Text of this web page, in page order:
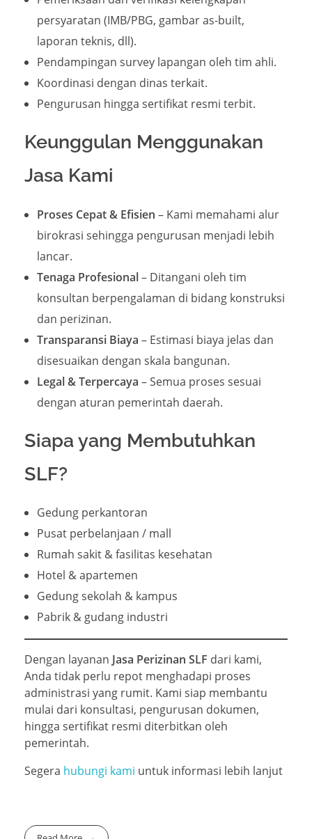
persyaratan (IMB/PBG, gambar as-built,
laporan teknis, dll).
Pendampingan survey lapangan oleh tim ahli.
Koordinasi dengan dinas terkait.
Pengurusan hingga sertifikat resmi terbit.
Keunggulan Menggunakan
Jasa Kami
Proses Cepat & Efisien – Kami memahami alur
birokrasi sehingga pengurusan menjadi lebih
lancar.
Tenaga Profesional– Ditangani oleh tim
konsultan berpengalaman di bidang konstruksi
dan perizinan.
Transparansi Biaya – Estimasi biaya jelas dan
disesuaikan dengan skala bangunan.
Legal & Terpercaya – Semua proses sesuai
dengan aturan pemerintah daerah.
Siapa yang Membutuhkan
SLF?
Gedung perkantoran
Pusat perbelanjaan / mall
Rumah sakit & fasilitas kesehatan
Hotel & apartemen
Gedung sekolah & kampus
Pabrik & gudang industri
Dengan layanan Jasa Perizinan SLF dari kami,
Anda tidak perlu repot menghadapi proses
administrasi yang rumit. Kami siap membantu
mulai dari konsultasi, pengurusan dokumen,
hingga sertifikat resmi diterbitkan oleh
pemerintah.
Segera hubungi kami untuk informasi lebih lanjut